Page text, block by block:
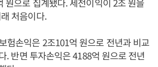
처음이다.
험손익은 2조101억 원으로 전년과 비교
. 반면 투자손익은 4188억 원으로 전년